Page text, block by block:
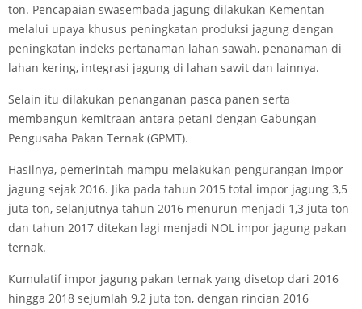
ton. Pencapaian swasembada jagung dilakukan Kementan
melalui upaya khusus peningkatan produksi jagung dengan
peningkatan indeks pertanaman lahan sawah, penanaman di
lahan kering, integrasi jagung di lahan sawit dan lainnya.
Selain itu dilakukan penanganan pasca panen serta
membangun kemitraan antara petani dengan Gabungan
Pengusaha Pakan Ternak (GPMT).
Hasilnya, pemerintah mampu melakukan pengurangan impor
jagung sejak 2016. Jika pada tahun 2015 total impor jagung 3,5
juta ton, selanjutnya tahun 2016 menurun menjadi 1,3 juta ton
dan tahun 2017 ditekan lagi menjadi NOL impor jagung pakan
ternak.
Kumulatif impor jagung pakan ternak yang disetop dari 2016
hingga 2018 sejumlah 9,2 juta ton, dengan rincian 2016